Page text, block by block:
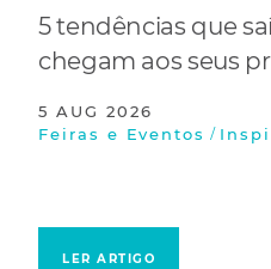
5 tendências que
chegam aos seus
5 AUG 2026
Feiras e Eventos /
LER ARTIGO